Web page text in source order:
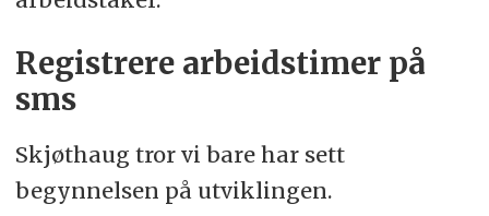
Registrere arbeidstimer på
sms
Skjøthaug tror vi bare har sett
begynnelsen på utviklingen.